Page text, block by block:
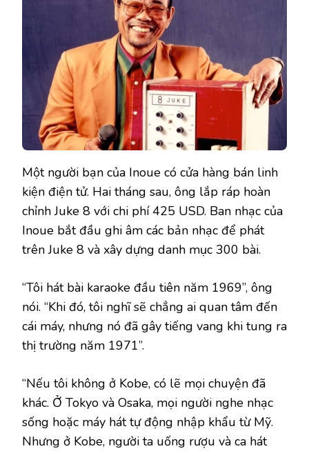
Một người bạn của Inoue có cửa hàng bán linh
kiện điện tử. Hai tháng sau, ông lắp ráp hoàn
chỉnh Juke 8 với chi phí 425 USD. Ban nhạc của
Inoue bắt đầu ghi âm các bản nhạc để phát
trên Juke 8 và xây dựng danh mục 300 bài.
“Tôi hát bài karaoke đầu tiên năm 1969”, ông
nói. “Khi đó, tôi nghĩ sẽ chẳng ai quan tâm đến
cái máy, nhưng nó đã gây tiếng vang khi tung ra
thị trường năm 1971”.
“Nếu tôi không ở Kobe, có lẽ mọi chuyện đã
khác. Ở Tokyo và Osaka, mọi người nghe nhạc
sống hoặc máy hát tự động nhập khẩu từ Mỹ.
Nhưng ở Kobe, người ta uống rượu và ca hát